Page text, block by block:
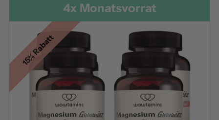
15% Rabatt
4x Monatsvorrat